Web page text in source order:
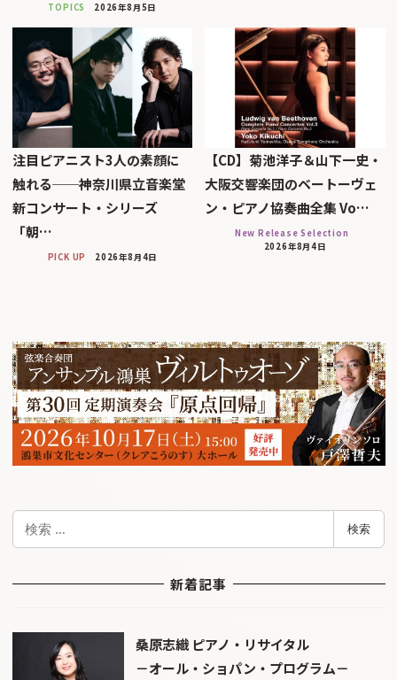
TOPICS 2026年8月5日
注目ピアニスト3人の素顔に
触れる──神奈川県立音楽堂
新コンサート・シリーズ
「朝…
PICK UP 2026年8月4日
【CD】菊池洋子＆山下一史・
大阪交響楽団のベートーヴェ
ン・ピアノ協奏曲全集 Vo…
New Release Selection
2026年8月4日
検索
新着記事
桑原志織 ピアノ・リサイタル
－オール・ショパン・プログラム－